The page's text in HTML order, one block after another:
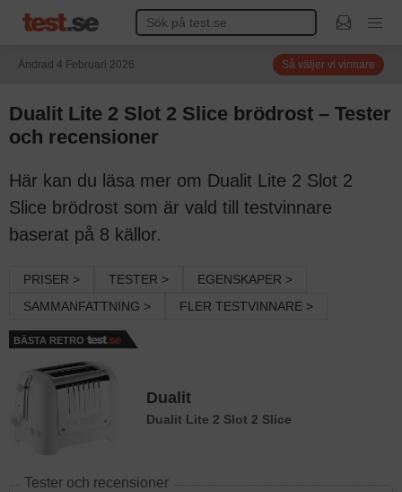
Ändrad 4 Februari 2026 Så väljer vi vinnare
Dualit Lite 2 Slot 2 Slice brödrost – Tester
och recensioner
Här kan du läsa mer om Dualit Lite 2 Slot 2
Slice brödrost som är vald till testvinnare
baserat på 8 källor.
PRISER > TESTER >
EGENSKAPER >
SAMMANFATTNING >
FLER TESTVINNARE >
BÄSTA RETRO
Dualit
Dualit Lite 2 Slot 2 Slice
Tester och recensioner